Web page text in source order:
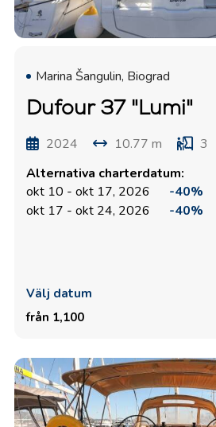
Marina Šangulin, Biograd
Dufour 37 "Lumi"
2024 10.77 m 3
Alternativa charterdatum:
okt 10 - okt 17, 2026
-40%
okt 17 - okt 24, 2026
-40%
Välj datum
från 1,100